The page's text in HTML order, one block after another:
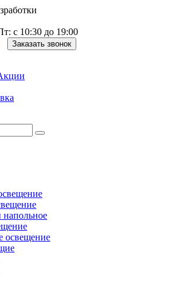
с 10:30 до 19:00
Заказать звонок
напольное
освещение